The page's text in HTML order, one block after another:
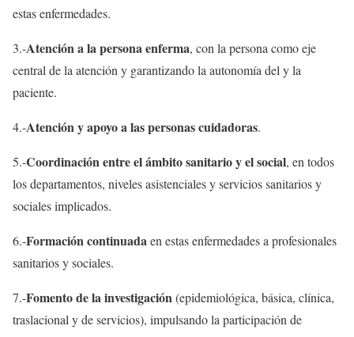
estas enfermedades.
3.-Atención a la persona enferma, con la persona como eje
central de la atención y garantizando la autonomía del y la
paciente.
4.-Atención y apoyo a las personas cuidadoras.
5.-Coordinación entre el ámbito sanitario y el social, en todos
los departamentos, niveles asistenciales y servicios sanitarios y
sociales implicados.
6.-Formación continuada en estas enfermedades a profesionales
sanitarios y sociales.
7.-Fomento de la investigación (epidemiológica, básica, clínica,
traslacional y de servicios), impulsando la participación de